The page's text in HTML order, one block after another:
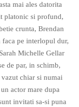
mai ales datorita
platonic si profund,
crunta, Brendan
faca pe interlopul dur,
Michelle Gellar
de par, in schimb,
chiar si numai
actor mare dupa
invitati sa-si puna